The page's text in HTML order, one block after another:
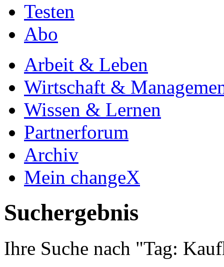
Testen
Abo
Arbeit & Leben
Wirtschaft &
Wissen & Lernen
Partnerforum
Archiv
Mein changeX
Suchergebnis
Ihre Suche nach "Tag: